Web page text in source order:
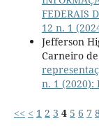
FEDERAIS
12 n. 1
Jefferson
Carneiro
n. 1 (2020):
<< < 1 2 3 4 5 6 7 8